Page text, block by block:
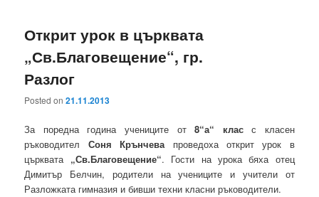
Открит урок в църквата
„Св.Благовещение“, гр.
Разлог
Posted on21.11.2013
За поредна година учениците от8“а“ класс класен
ръководител Соня Крънчевапроведоха открит урок в
църквата „Св.Благовещение“. Гости на урока бяха отец
Димитър Белчин, родители на учениците и учители от
Разложката гимназия и бивши техни класни ръководители.